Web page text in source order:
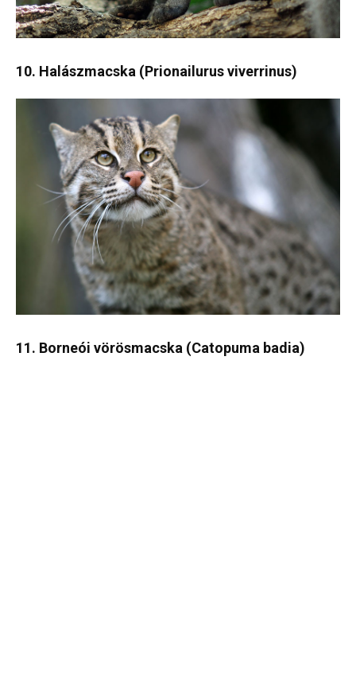
10. Halászmacska (Prionailurus viverrinus)
11. Borneói vörösmacska (Catopuma badia)